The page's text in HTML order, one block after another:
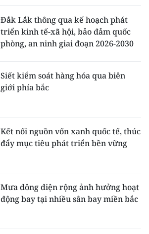
Đắk Lắk thông qua kế hoạch phát
triển kinh tế-xã hội, bảo đảm quốc
phòng, an ninh giai đoạn 2026-2030
Siết kiểm soát hàng hóa qua biên
giới phía bắc
Kết nối nguồn vốn xanh quốc tế, thúc
đẩy mục tiêu phát triển bền vững
Mưa dông diện rộng ảnh hưởng hoạt
động bay tại nhiều sân bay miền bắc